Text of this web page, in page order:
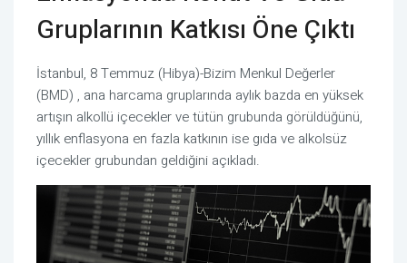
Gruplarının Katkısı Öne Çıktı
İstanbul, 8 Temmuz (Hibya)-Bizim Menkul Değerler
(BMD) , ana harcama gruplarında aylık bazda en yüksek
artışın alkollü içecekler ve tütün grubunda görüldüğünü,
yıllık enflasyona en fazla katkının ise gıda ve alkolsüz
içecekler grubundan geldiğini açıkladı.